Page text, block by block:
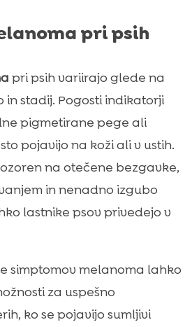
pri psih
pri psih variirajo glede na
in stadij. Pogosti indikatorji
pigmetirane pege ali
pojavijo na koži ali v ustih.
na otečene bezgavke,
in nenadno izgubo
lastnike psov privedejo v
simptomov melanoma lahko
za uspešno
ko se pojavijo sumljivi